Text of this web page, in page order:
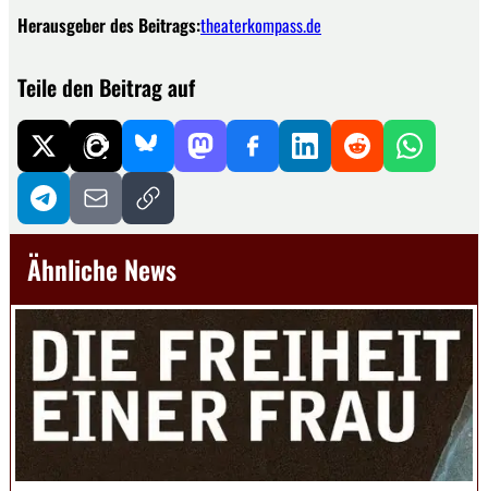
Herausgeber des Beitrags:theaterkompass.de
Teile den Beitrag auf
Ähnliche News